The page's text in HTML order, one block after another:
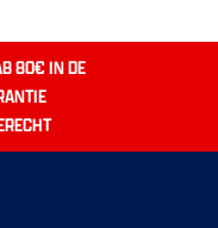
80€ IN DE